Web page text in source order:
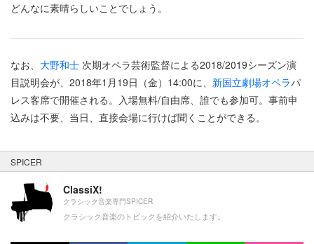
どんなに素晴らしいことでしょう。
なお、 大野和士 次期オペラ芸術監督による2018/2019シーズン演
目説明会が、2018年1月19日（金）14:00に、 新国立劇場オペラパ
レス客席で開催される。入場無料/自由席、誰でも参加可。事前申
込みは不要、当日、直接会場に行けば聞くことができる。
SPICER
ClassiX!
クラシック音楽専門SPICER
クラシック音楽のトピックを紹介いたします。